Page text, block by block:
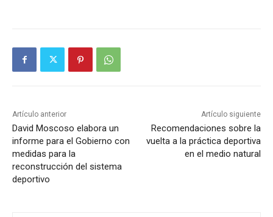
Artículo anterior
David Moscoso elabora un
informe para el Gobierno con
medidas para la
reconstrucción del sistema
deportivo
Artículo siguiente
Recomendaciones sobre la
vuelta a la práctica deportiva
en el medio natural